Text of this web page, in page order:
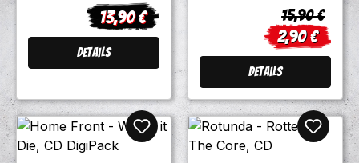
Regulärer Preis:
13,90 €
Details
2,90 €
Regulärer
15,90 €
Details